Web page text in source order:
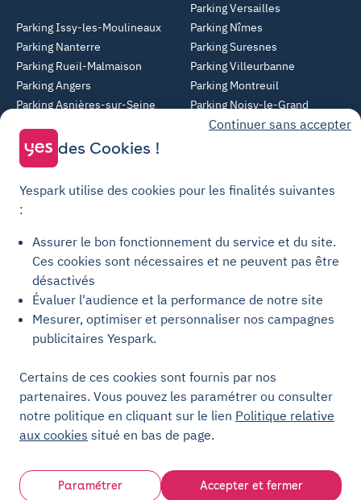
Parking Versailles
Parking Issy-les-Moulineaux
Parking Nanterre
Parking Rueil-Malmaison
Parking Angers
Parking Asnières-sur-Seine
Parking Courbevoie
Parking Metz
Parking Nîmes
Parking Suresnes
Parking Villeurbanne
Parking Montreuil
Parking Noisy-le-Grand
Parking Clermont-Ferrand
Yespark SAS, titulaire de la carte pro n°CPI 7501 2017 000 019 582 portant
les mentions "Gestion Immobilière" et "Transaction" délivrée par la CCI de
Conditions générales de vente Stationnement
Conditions générales de vente Recharge
Politique de confidentialité
Politique relative aux cookies
Paramètres des cookies
Mentions légales
Continuer sans accepter
des Cookies !
Yespark utilise des cookies pour les finalités suivantes
:
Assurer le bon fonctionnement du service et du site.
Ces cookies sont nécessaires et ne peuvent pas être
désactivés
Évaluer l'audience et la performance de notre site
Mesurer, optimiser et personnaliser nos campagnes
publicitaires Yespark.
Certains de ces cookies sont fournis par nos
partenaires. Vous pouvez les paramétrer ou consulter
notre politique en cliquant sur le lien Politique relative
aux cookies situé en bas de page.
Paramétrer Accepter et fermer